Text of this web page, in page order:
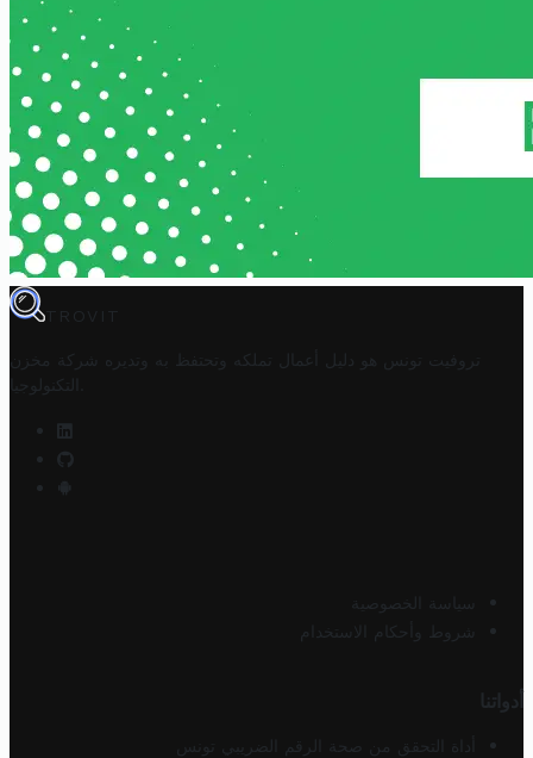
TROVIT
تروفيت تونس هو دليل أعمال تملكه وتحتفظ به وتديره
شركة مخزن
التكنولوجيا
سياسة الخصوصية
شروط وأحكام الاستخدام
أدواتنا
أداة التحقق من صحة الرقم الضريبي تونس